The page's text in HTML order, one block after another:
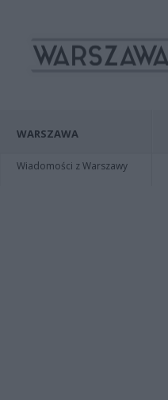
WARSZAWA
Wiadomości z Warszawy